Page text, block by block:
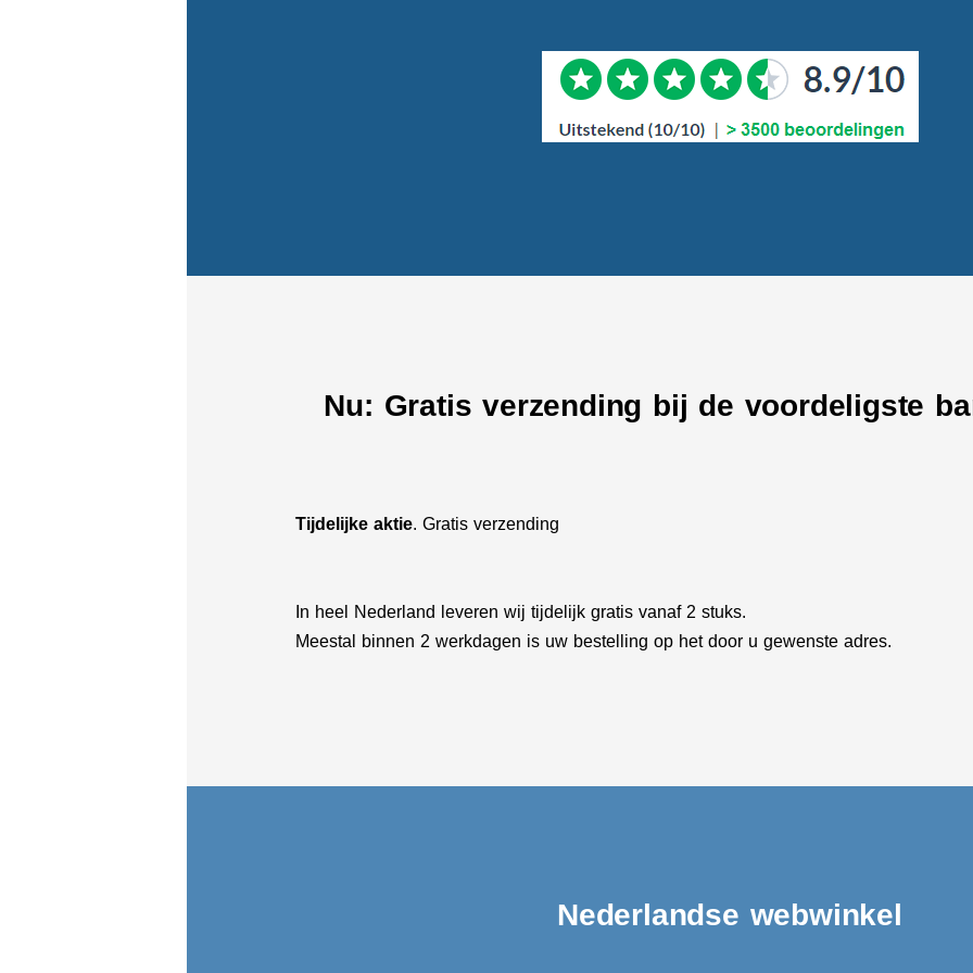
Nu: Gratis verzending bij de voordeligste
Tijdelijke aktie. Gratis verzending
In heel Nederland leveren wij tijdelijk gratis vanaf 2 stuks.
Meestal binnen 2 werkdagen is uw bestelling op het door u gewenste adres.
Nederlandse webwinkel